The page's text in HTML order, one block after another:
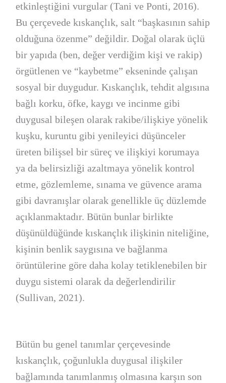
etkinleştiğini vurgular (Tani ve Ponti, 2016).
Bu çerçevede kıskançlık, salt “başkasının sahip
olduğuna özenme” değildir. Doğal olarak üçlü
bir yapıda (ben, değer verdiğim kişi ve rakip)
örgütlenen ve “kaybetme” ekseninde çalışan
sosyal bir duygudur. Kıskançlık, tehdit algısına
bağlı korku, öfke, kaygı ve incinme gibi
duygusal bileşen olarak rakibe/ilişkiye yönelik
kuşku, kuruntu gibi yenileyici düşünceler
üreten bilişsel bir süreç ve ilişkiyi korumaya
ya da belirsizliği azaltmaya yönelik kontrol
etme, gözlemleme, sınama ve güvence arama
gibi davranışlar olarak genellikle üç düzlemde
açıklanmaktadır. Bütün bunlar birlikte
düşünüldüğünde kıskançlık ilişkinin niteliğine,
kişinin benlik saygısına ve bağlanma
örüntülerine göre daha kolay tetiklenebilen bir
duygu sistemi olarak da değerlendirilir
(Sullivan, 2021).
Bütün bu genel tanımlar çerçevesinde
kıskançlık, çoğunlukla duygusal ilişkiler
bağlamında tanımlanmış olmasına karşın son